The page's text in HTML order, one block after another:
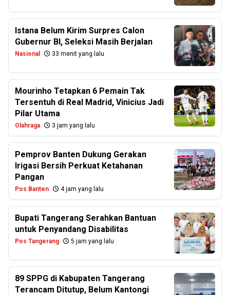
Istana Belum Kirim Surpres Calon
Gubernur BI, Seleksi Masih Berjalan
Nasional 33 menit yang lalu
Mourinho Tetapkan 6 Pemain Tak
Tersentuh di Real Madrid, Vinicius Jadi
Pilar Utama
Olahraga 3 jam yang lalu
Pemprov Banten Dukung Gerakan
Irigasi Bersih Perkuat Ketahanan
Pangan
Pos Banten 4 jam yang lalu
Bupati Tangerang Serahkan Bantuan
untuk Penyandang Disabilitas
Pos Tangerang 5 jam yang lalu
89 SPPG di Kabupaten Tangerang
Terancam Ditutup, Belum Kantongi